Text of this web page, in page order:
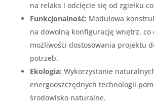
na relaks i odcięcie się od zgiełku
Funkcjonalność: Modułowa
na dowolną konfigurację wnętrz, co
możliwości dostosowania projektu
potrzeb.
Ekologia: Wykorzystanie
energooszczędnych technologii
środowisko naturalne.